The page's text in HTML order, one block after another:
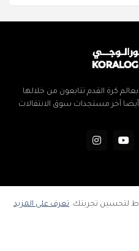
كرة القدم تتابعون من خلالها
آخر مستجدات سوق الانتقالات
اتفاقية الاستخدام
إتصل بنا
لتحسين تجربتك. تعرف على المزيد